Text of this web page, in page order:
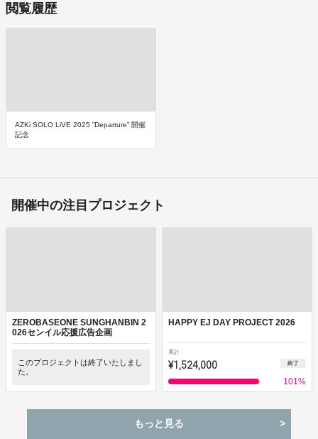
閲覧履歴
AZKi SOLO LiVE 2025 ”Departure” 開催
記念
開催中の注目プロジェクト
ZEROBASEONE SUNGHANBIN 2
026センイル応援広告企画
このプロジェクトは終了いたしまし
た。
HAPPY EJ DAY PROJECT 2026
累計
¥1,524,000 終了
101%
もっと見る